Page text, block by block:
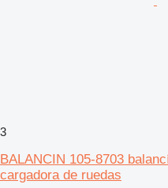
3
BALANCIN 105-8703
cargadora de ruedas